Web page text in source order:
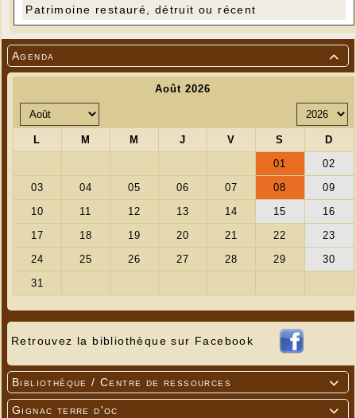

Agenda
Retrouvez la bibliothèque sur Facebook

Bibliothèque / Centre de ressources

Gignac terre d'oc
Patrimoine restauré, détruit ou récent